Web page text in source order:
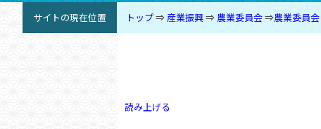
サイトの現在位置 トップ⇒ 産業振興⇒ 農業委員会⇒農業委員
読み上げる